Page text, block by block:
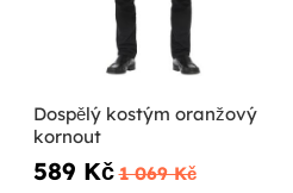
Dospělý kostým oranžový
kornout
589 Kč 1 069 Kč